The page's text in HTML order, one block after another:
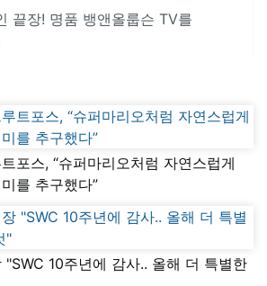
끝장! 명품 뱅앤올룹슨 TV를
포스, “슈퍼마리오처럼 자연스럽게
를 추구했다”
"SWC 10주년에 감사.. 올해 더 특별한